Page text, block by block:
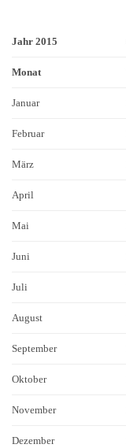
Jahr 2015
Monat
Januar
Februar
März
April
Mai
Juni
Juli
August
September
Oktober
November
Dezember